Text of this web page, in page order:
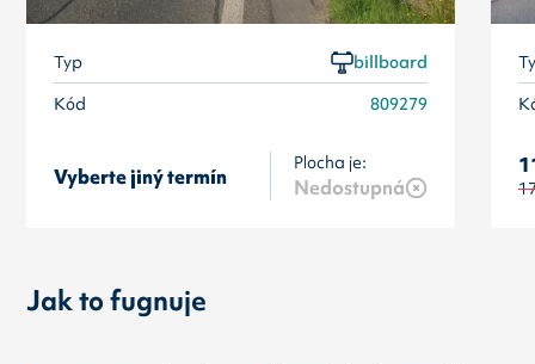
Typ
billboard
Kód
809279
Vyberte jiný termín
Plocha je:
Nedostupná
Jak to fugnuje